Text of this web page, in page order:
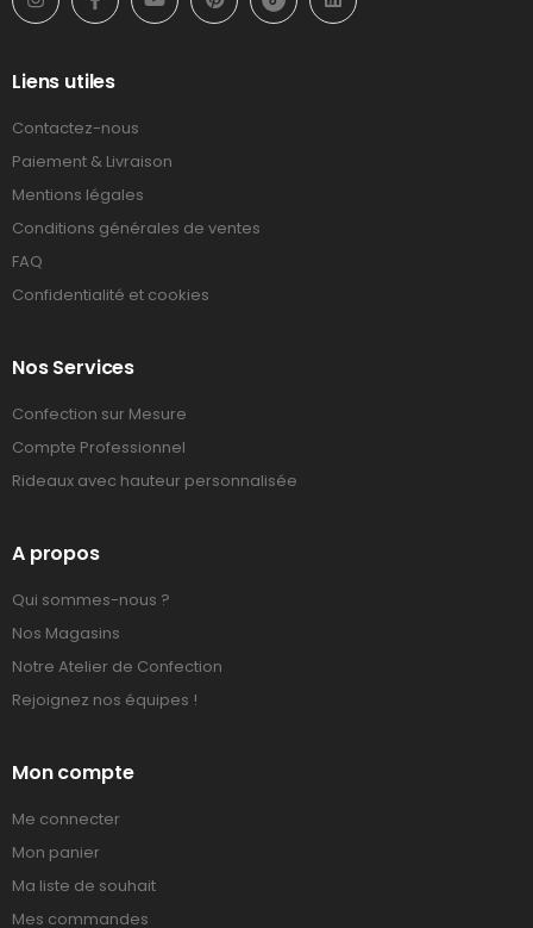
Liens utiles
Contactez-nous
Paiement & Livraison
Mentions légales
Conditions générales de ventes
FAQ
Confidentialité et cookies
Nos Services
Confection sur Mesure
Compte Professionnel
Rideaux avec hauteur personnalisée
A propos
Qui sommes-nous ?
Nos Magasins
Notre Atelier de Confection
Rejoignez nos équipes !
Mon compte
Me connecter
Mon panier
Ma liste de souhait
Mes commandes